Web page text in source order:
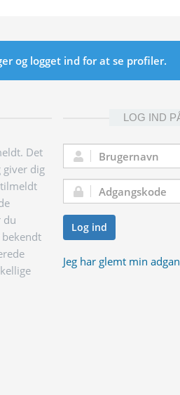
og logget ind for at se profiler.
Det
giver dig
du
LOG IND
Brugernavn:
Adgangskode:
Log ind
Jeg har glemt min